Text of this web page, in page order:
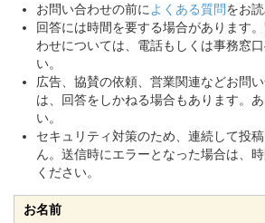
お問い合わせの前に よくある質問をお
回答には時間を要する場合があります
わせについては、電話もしくは事務窓
い。
広告、協賛の依頼、営業関連などお問
は、回答をしかねる場合もあります。
い。
セキュリティ対策のため、連続して投
ん。送信時にエラーとなった場合は、
ください。
お名前